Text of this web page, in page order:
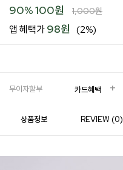
90%100원 1,000원
앱 혜택가98원 (2%)
무이자할부 카드혜택
상품정보 REVIEW (0)